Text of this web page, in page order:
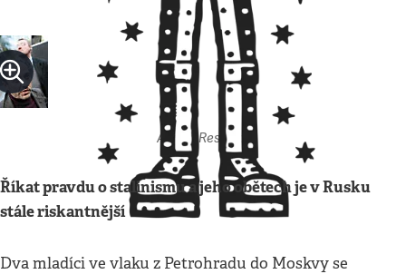
Autor: Respekt
Říkat pravdu o stalinismu a jeho obětech je v Rusku
stále riskantnější
Dva mladíci ve vlaku z Petrohradu do Moskvy se